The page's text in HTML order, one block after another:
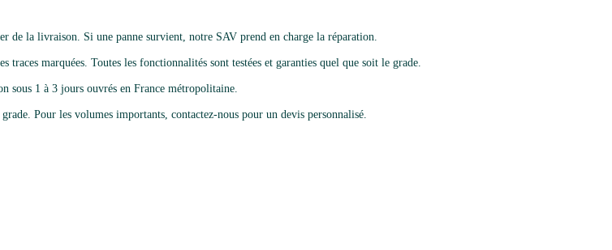
la livraison. Si une panne survient, notre SAV prend en charge la réparation.
marquées. Toutes les fonctionnalités sont testées et garanties quel que soit le grade.
sous 1 à 3 jours ouvrés en France métropolitaine.
Pour les volumes importants, contactez-nous pour un devis personnalisé.